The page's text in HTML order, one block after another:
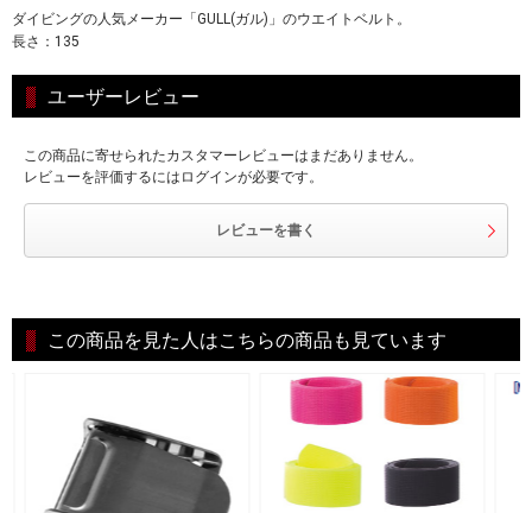
ダイビングの人気メーカー「GULL(ガル)」のウエイトベルト。
長さ：135
ユーザーレビュー
この商品に寄せられたカスタマーレビューはまだありません。
レビューを評価するにはログインが必要です。
レビューを書く
この商品を見た人はこちらの商品も見ています